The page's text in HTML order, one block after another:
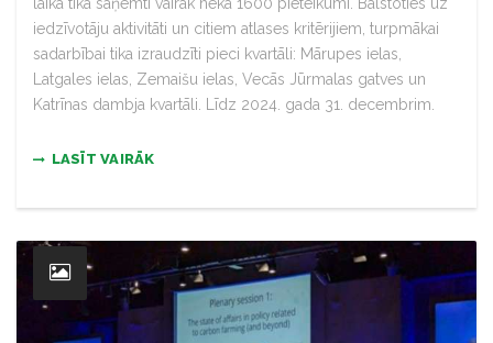
iedzīvotāju aktivitāti un citiem atlases kritērijiem, turpmākai
sadarbībai tika izraudzīti pieci kvartāli: Mārupes ielas,
Latgales ielas, Zemaišu ielas, Vecās Jūrmalas gatves un
Katrīnas dambja kvartāli. Līdz 2024. gada 31. decembrim.
LASĪT VAIRĀK